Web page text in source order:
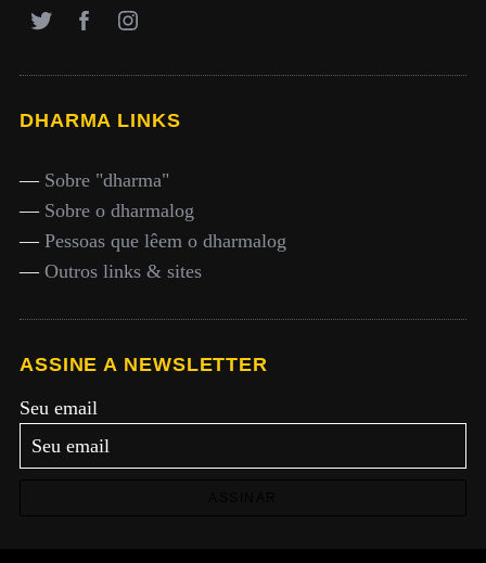
DHARMA LINKS
— Sobre "dharma"
— Sobre o dharmalog
— Pessoas que lêem o dharmalog
— Outros links & sites
ASSINE A NEWSLETTER
Seu email